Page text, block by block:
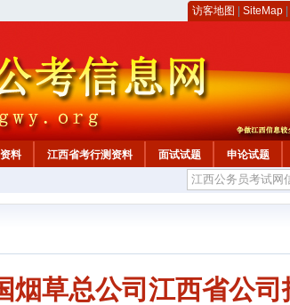
访客地图 SiteMap
料 江西省考行测资料 面试试题 申论试题
烟草总公司江西省公司